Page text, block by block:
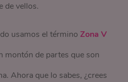
de vellos.
usamos el término Zona V
montón de partes que son
Ahora que lo sabes, ¿crees